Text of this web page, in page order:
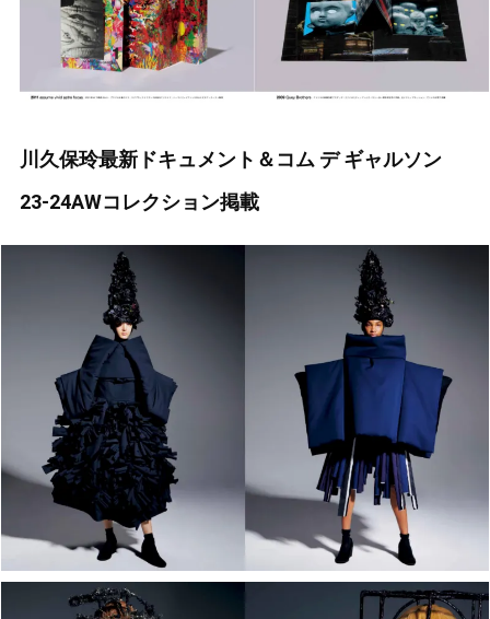
川久保玲最新ドキュメント＆コム デ ギャルソン
23-24AWコレクション掲載